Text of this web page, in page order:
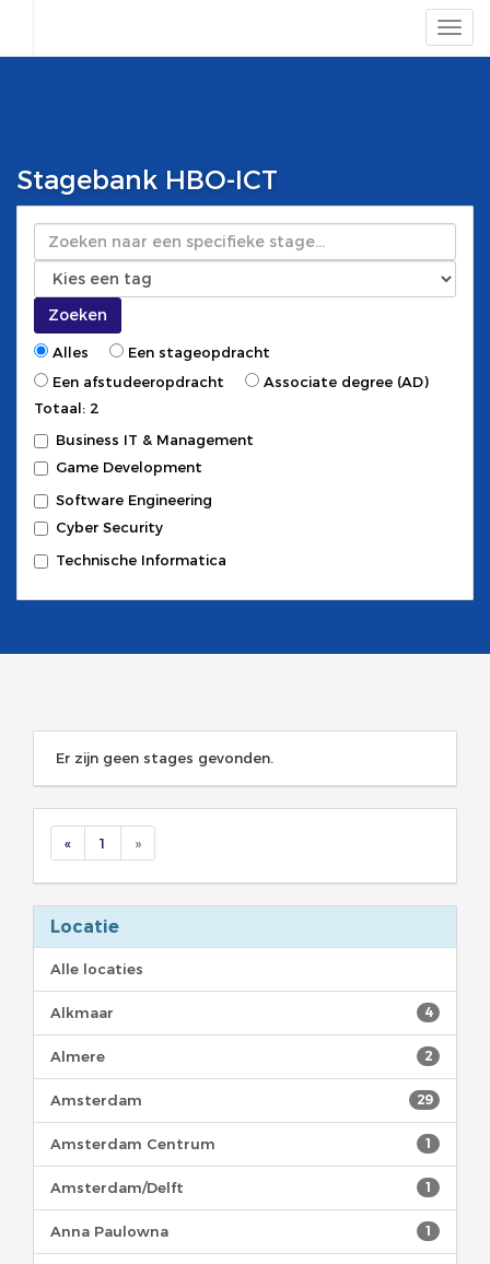
Stagebank HBO-ICT
Zoeken
Zoeken
Alles
Een stageopdracht
Een afstudeeropdracht
Associate degree (AD)
Totaal: 2
Business IT & Management
Game Development
Software Engineering
Cyber Security
Technische Informatica
Er zijn geen stages gevonden.
« 1 »
Locatie
Alle locaties
4
Alkmaar
2
Almere
29
Amsterdam
1
Amsterdam Centrum
1
Amsterdam/Delft
1
Anna Paulowna